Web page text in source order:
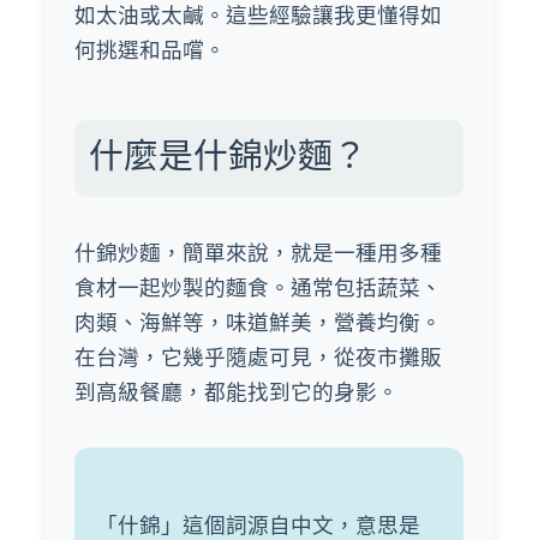
如太油或太鹹。這些經驗讓我更懂得如
何挑選和品嚐。
什麼是什錦炒麵？
什錦炒麵，簡單來說，就是一種用多種
食材一起炒製的麵食。通常包括蔬菜、
肉類、海鮮等，味道鮮美，營養均衡。
在台灣，它幾乎隨處可見，從夜市攤販
到高級餐廳，都能找到它的身影。
「什錦」這個詞源自中文，意思是